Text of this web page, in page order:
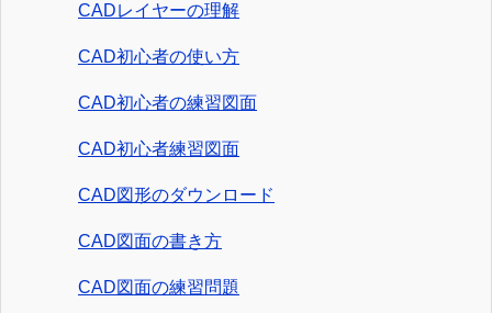
CADレイヤーの理解
CAD初心者の使い方
CAD初心者の練習図面
CAD初心者練習図面
CAD図形のダウンロード
CAD図面の書き方
CAD図面の練習問題